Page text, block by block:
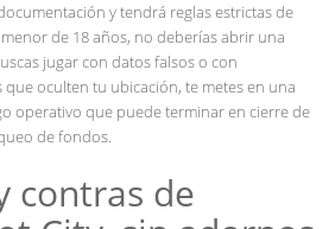
y tendrá reglas estrictas de
de 18 años, no deberías abrir una
jugar con datos falsos o con
que oculten tu ubicación, te metes en una
operativo que puede terminar en cierre de
de fondos.
contras de